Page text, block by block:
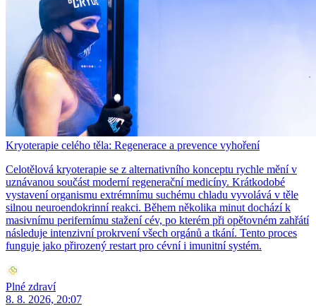
Kryoterapie celého těla: Regenerace a prevence vyhoření
Celotělová kryoterapie se z alternativního konceptu rychle mění v
uznávanou součást moderní regenerační medicíny. Krátkodobé
vystavení organismu extrémnímu suchému chladu vyvolává v těle
silnou neuroendokrinní reakci. Během několika minut dochází k
masivnímu perifernímu stažení cév, po kterém při opětovném zahřátí
následuje intenzivní prokrvení všech orgánů a tkání. Tento proces
funguje jako přirozený restart pro cévní i imunitní systém.
Plné zdraví
8. 8. 2026, 20:07